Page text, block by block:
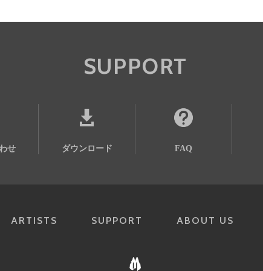
SUPPORT
せ ダウンロード FAQ
ARTISTS SUPPORT ABOUT US